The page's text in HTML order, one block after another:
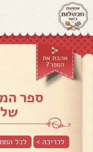
אהבת את
הספר?
ספר
לכריכה > לכל